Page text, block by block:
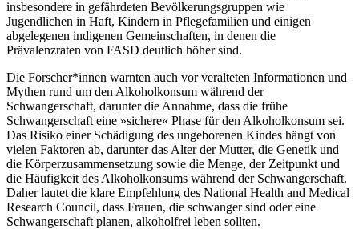
insbesondere in gefährdeten Bevölkerungsgruppen wie
Jugendlichen in Haft, Kindern in Pflegefamilien und einigen
abgelegenen indigenen Gemeinschaften, in denen die
Prävalenzraten von FASD deutlich höher sind.
Die Forscher*innen warnten auch vor veralteten Informationen und
Mythen rund um den Alkoholkonsum während der
Schwangerschaft, darunter die Annahme, dass die frühe
Schwangerschaft eine »sichere« Phase für den Alkoholkonsum sei.
Das Risiko einer Schädigung des ungeborenen Kindes hängt von
vielen Faktoren ab, darunter das Alter der Mutter, die Genetik und
die Körperzusammensetzung sowie die Menge, der Zeitpunkt und
die Häufigkeit des Alkoholkonsums während der Schwangerschaft.
Daher lautet die klare Empfehlung des National Health and Medical
Research Council, dass Frauen, die schwanger sind oder eine
Schwangerschaft planen, alkoholfrei leben sollten.